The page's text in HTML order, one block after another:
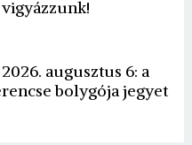
augusztus 6: a
bolygója jegyet